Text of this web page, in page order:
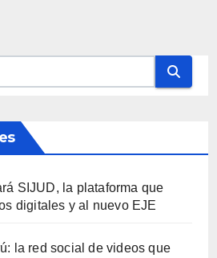
SIJUD, la plataforma que
digitales y al nuevo EJE
la red social de videos que